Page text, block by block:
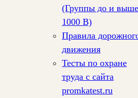
(Группы до и выше
1000 В)
Правила
движения
Тесты по охране
труда с сайта
promkatest.ru